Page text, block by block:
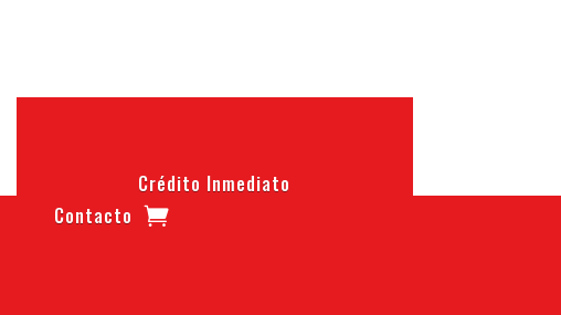
Crédito Inmediato
Contacto